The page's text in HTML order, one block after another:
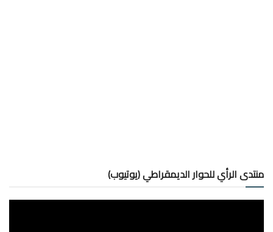
منتدى الرأي للحوار الديمقراطي (يوتيوب)